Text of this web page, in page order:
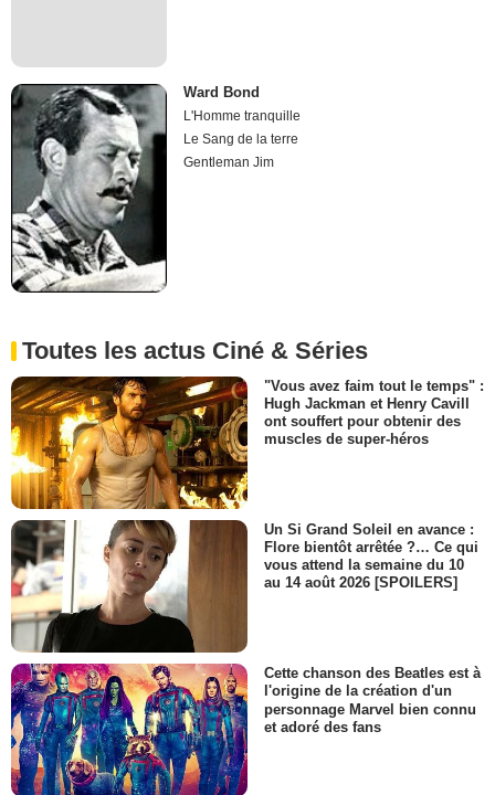
Ward Bond
L'Homme tranquille
Le Sang de la terre
Gentleman Jim
Toutes les actus Ciné & Séries
"Vous avez faim tout le temps" :
Hugh Jackman et Henry Cavill
ont souffert pour obtenir des
muscles de super-héros
Un Si Grand Soleil en avance :
Flore bientôt arrêtée ?… Ce qui
vous attend la semaine du 10
au 14 août 2026 [SPOILERS]
Cette chanson des Beatles est à
l'origine de la création d'un
personnage Marvel bien connu
et adoré des fans